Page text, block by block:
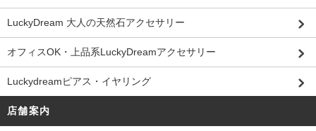
LuckyDream 大人の天然石アクセサリー
オフィスOK・上品系LuckyDreamアクセサリー
Luckydreamピアス・イヤリング
店舗案内